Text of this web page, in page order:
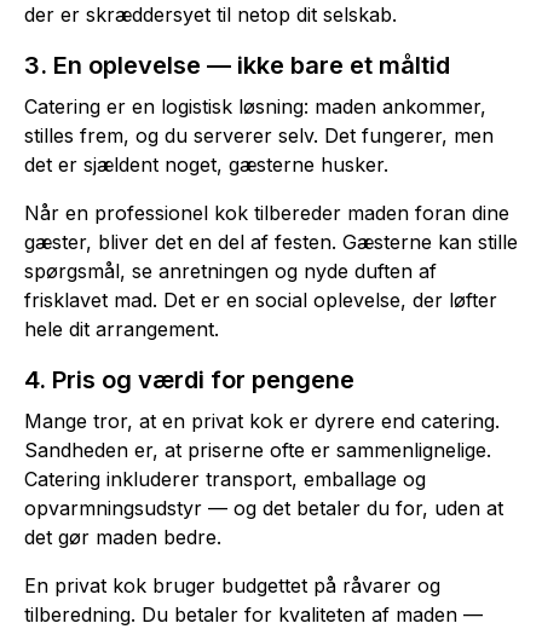
der er skræddersyet til netop dit selskab.
3. En oplevelse — ikke bare et måltid
Catering er en logistisk løsning: maden ankommer,
stilles frem, og du serverer selv. Det fungerer, men
det er sjældent noget, gæsterne husker.
Når en professionel kok tilbereder maden foran dine
gæster, bliver det en del af festen. Gæsterne kan stille
spørgsmål, se anretningen og nyde duften af
frisklavet mad. Det er en social oplevelse, der løfter
hele dit arrangement.
4. Pris og værdi for pengene
Mange tror, at en privat kok er dyrere end catering.
Sandheden er, at priserne ofte er sammenlignelige.
Catering inkluderer transport, emballage og
opvarmningsudstyr — og det betaler du for, uden at
det gør maden bedre.
En privat kok bruger budgettet på råvarer og
tilberedning. Du betaler for kvaliteten af maden —